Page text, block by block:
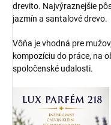
drevito. Najvýraznejšie
jazmín a santalové drevo.
Vôňa je vhodná pre
kompozíciu do práce, na
spoločenské udalosti.